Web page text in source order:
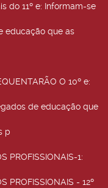
do 11º e: Informam-se
educação que as
O 10º e:
de educação que
p
PROFISSIONAIS-1:
PROFISSIONAIS - 12º